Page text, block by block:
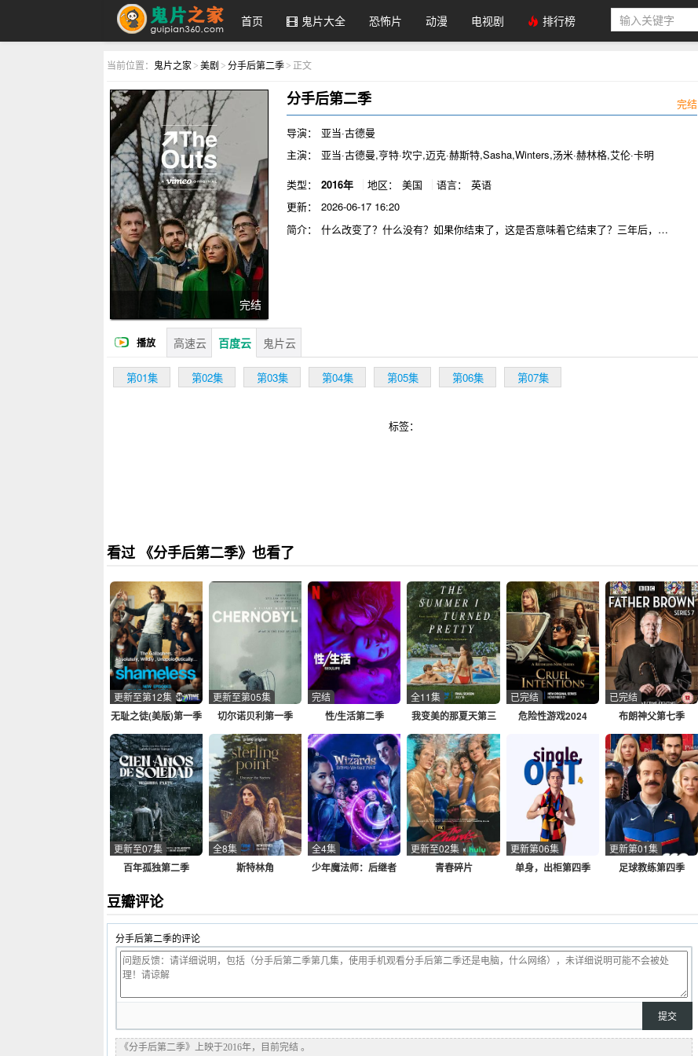
鬼片之家
首页 鬼片大全 恐怖片 动漫 电视剧 排行榜
当前位置： 鬼片之家 > 美剧 > 分手后第二季 > 正文
完结
分手后第二季
完结
导演：
亚当·古德曼
主演：
亚当·古德曼,亨特·坎宁,迈克·赫斯特,Sasha,Winters,汤米·赫林格,艾伦·卡明
类型：
2016年 地区： 美国 语言：
英语
更新：
2026-06-17 16:20
简介：
什么改变了？什么没有？如果你结束了，这是否意味着它结束了？三年后，
播放 高速云 百度云 鬼片云
第01集 第02集 第03集 第04集 第05集 第06集 第07集
标签：
看过 《分手后第二季》也看了
无耻之徒(美版)第一季
更新至第12集
切尔诺贝利第一季
更新至第05集
性/生活第二季
完结
我变美的那夏天第三
季
全11集
危险性游戏2024
已完结
布朗神父第七季
已完结
百年孤独第二季
更新至07集
斯特林角
全8集
少年魔法师：后继者
全4集
青春碎片
更新至02集
单身，出柜第四季
更新第06集
足球教练第四季
更新第01集
豆瓣评论
分手后第二季的评论
《分手后第二季》上映于2016年，目前完结 。